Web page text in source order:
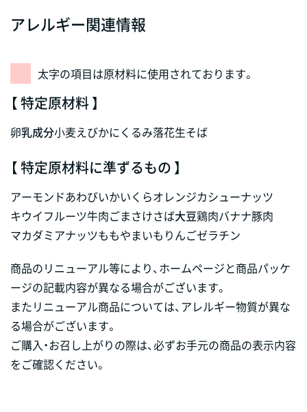
アレルギー関連情報
太字の項目は原材料に使用されております。
【 特定原材料 】
卵乳成分小麦えびかにくるみ落花生そば
【 特定原材料に準ずるもの 】
アーモンドあわびいかいくらオレンジカシューナッツ
キウイフルーツ牛肉ごまさけさば大豆鶏肉バナナ豚肉
マカダミアナッツももやまいも りんごゼラチン
商品のリニューアル等により、ホームページと商品パッケ
ージの記載内容が異なる場合がございます。
またリニューアル商品については、アレルギー物質が異な
る場合がございます。
ご購入・お召し上がりの際は、必ずお手元の商品の表示内容
をご確認ください。